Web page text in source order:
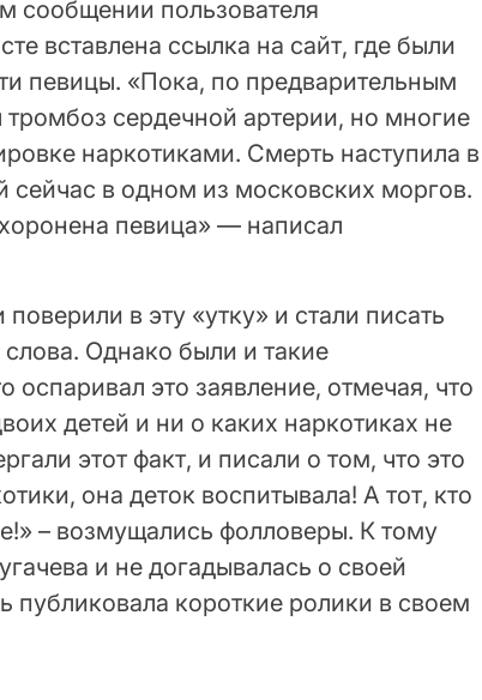
сообщении пользователя
вставлена ссылка на сайт, где были
певицы. «Пока, по предварительным
сердечной артерии, но многие
наркотиками. Смерть наступила в
сейчас в одном из московских моргов.
певица» — написал
в эту «утку» и стали писать
Однако были и такие
оспаривал это заявление, отмечая, что
детей и ни о каких наркотиках не
этот факт, и писали о том, что это
она деток воспитывала! А тот, кто
– возмущались фолловеры. К тому
и не догадывалась о своей
публиковала короткие ролики в своем